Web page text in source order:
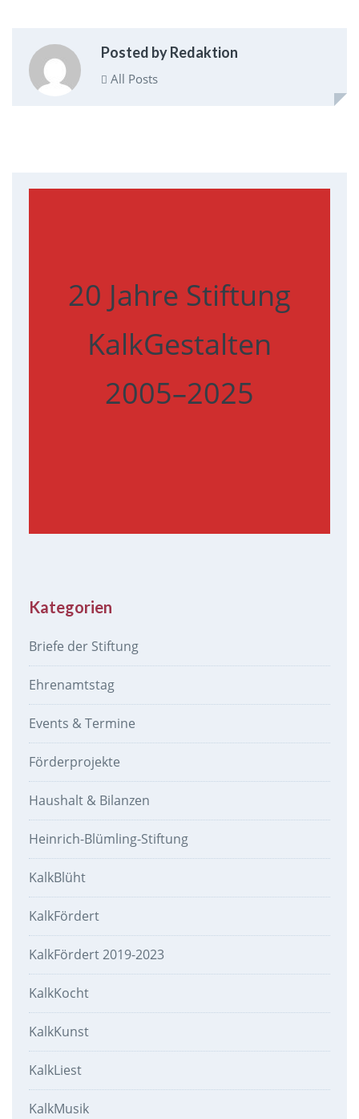
Posted by Redaktion
All Posts
20 Jahre Stiftung
KalkGestalten
2005–2025
Kategorien
Briefe der Stiftung
Ehrenamtstag
Events & Termine
Förderprojekte
Haushalt & Bilanzen
Heinrich-Blümling-Stiftung
KalkBlüht
KalkFördert
KalkFördert 2019-2023
KalkKocht
KalkKunst
KalkLiest
KalkMusik